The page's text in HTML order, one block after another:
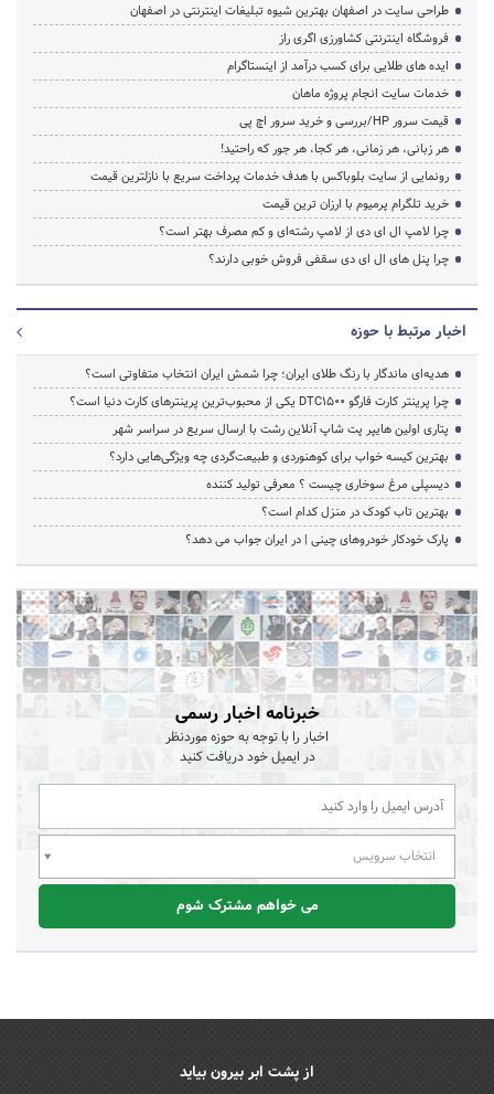
طراحی سایت در اصفهان بهترین شیوه تبلیغات اینترنتی در اصفهان
فروشگاه اینترنتی کشاورزی اگری راز
ایده های طلایی برای کسب درآمد از اینستاگرام
خدمات سایت انجام پروژه ماهان
قیمت سرور HP/بررسی و خرید سرور اچ پی
هر زبانی، هر زمانی، هر کجا، هر جور که راحتید!
رونمایی از سایت بلوباکس با هدف خدمات پرداخت سریع با نازلترین قیمت
خرید تلگرام پرمیوم با ارزان ترین قیمت
چرا لامپ ال ای دی از لامپ رشته‌ای و کم مصرف بهتر است؟
چرا پنل های ال ای دی سقفی فروش خوبی دارند؟
اخبار مرتبط با حوزه
هدیه‌ای ماندگار با رنگ طلای ایران؛ چرا شمش ایران انتخاب متفاوتی است؟
چرا پرینتر کارت فارگو DTC1500 یکی از محبوب‌ترین پرینترهای کارت دنیا است؟
پتاری اولین هایپر پت شاپ آنلاین رشت با ارسال سریع در سراسر شهر
بهترین کیسه خواب برای کوهنوردی و طبیعت‌گردی چه ویژگی‌هایی دارد؟
دیسپلی مرغ سوخاری چیست ؟ معرفی تولید کننده
بهترین تاب کودک در منزل کدام است؟
پارک خودکار خودروهای چینی | در ایران جواب می دهد؟
خبرنامه اخبار رسمی
اخبار را با توجه به حوزه موردنظر
در ایمیل خود دریافت کنید
انتخاب سرویس
می خواهم مشترک شوم
از پشت ابر بیرون بیاید